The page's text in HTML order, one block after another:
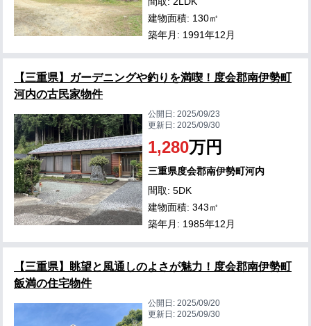
建物面積: 130㎡
築年月: 1991年12月
【三重県】ガーデニングや釣りを満喫！度会郡南伊勢町
河内の古民家物件
公開日:2025/09/23
更新日:2025/09/30
1,280万円
三重県度会郡南伊勢町河内
間取: 5DK
建物面積: 343㎡
築年月: 1985年12月
【三重県】眺望と風通しのよさが魅力！度会郡南伊勢町
飯満の住宅物件
公開日:2025/09/20
更新日:2025/09/30